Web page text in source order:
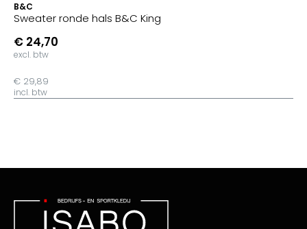
B&C
Sweater ronde hals B&C King
€ 24,70
excl. btw
€ 29,89
incl. btw